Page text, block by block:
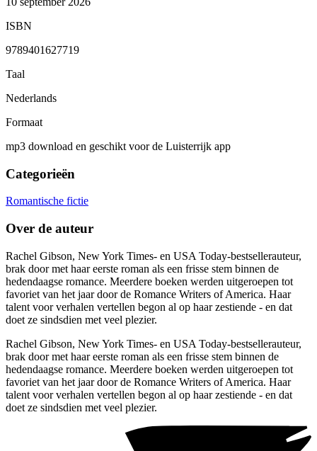
ISBN
9789401627719
Taal
Nederlands
Formaat
mp3 download en geschikt voor de Luisterrijk app
Categorieën
Romantische fictie
Over de auteur
Rachel Gibson, New York Times- en USA Today-bestsellerauteur,
brak door met haar eerste roman als een frisse stem binnen de
hedendaagse romance. Meerdere boeken werden uitgeroepen tot
favoriet van het jaar door de Romance Writers of America. Haar
talent voor verhalen vertellen begon al op haar zestiende - en dat
doet ze sindsdien met veel plezier.
Rachel Gibson, New York Times- en USA Today-bestsellerauteur,
brak door met haar eerste roman als een frisse stem binnen de
hedendaagse romance. Meerdere boeken werden uitgeroepen tot
favoriet van het jaar door de Romance Writers of America. Haar
talent voor verhalen vertellen begon al op haar zestiende - en dat
doet ze sindsdien met veel plezier.